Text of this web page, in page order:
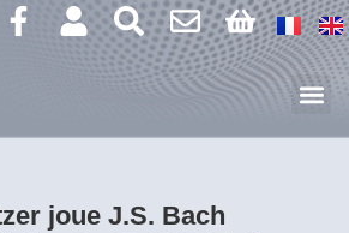
joue J.S. Bach